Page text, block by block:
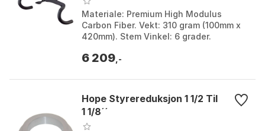
Materiale: Premium High Modulus
Carbon Fiber. Vekt: 310 gram (100mm x
420mm). Stem Vinkel: 6 grader.
Carbon / black, Mat...
6 209 ,-
Hope Styrereduksjon 1 1/2 Til
1 1/8´´